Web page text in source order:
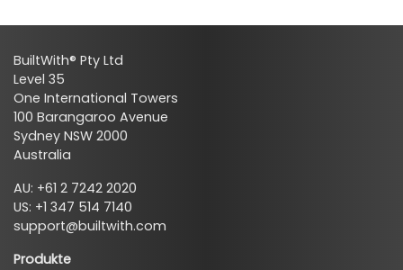
BuiltWith® Pty Ltd
Level 35
One International Towers
100 Barangaroo Avenue
Sydney NSW 2000
Australia
AU: +61 2 7242 2020
US: +1 347 514 7140
support@builtwith.com
Produkte